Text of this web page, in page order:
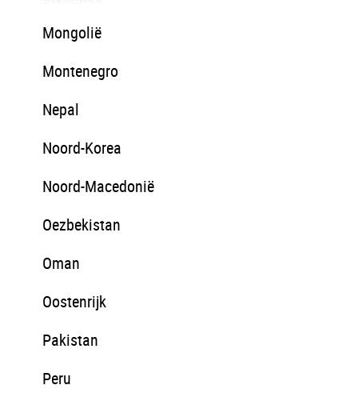
Mongolië
Montenegro
Nepal
Noord-Korea
Noord-Macedonië
Oezbekistan
Oman
Oostenrijk
Pakistan
Peru